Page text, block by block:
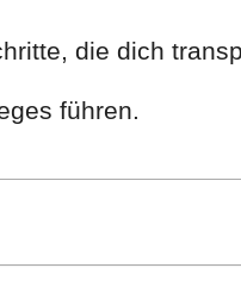
die dich
führen.